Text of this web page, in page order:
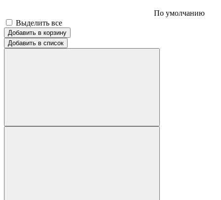
По умолчанию
Выделить все
Добавить в корзину
Добавить в список